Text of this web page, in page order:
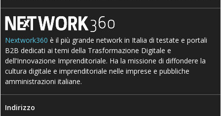
Nextwork360 è il più grande network in Italia di testate e portali
B2B dedicati ai temi della Trasformazione Digitale e
dell’Innovazione Imprenditoriale. Ha la missione di diffondere la
cultura digitale e imprenditoriale nelle imprese e pubbliche
amministrazioni italiane.
Indirizzo